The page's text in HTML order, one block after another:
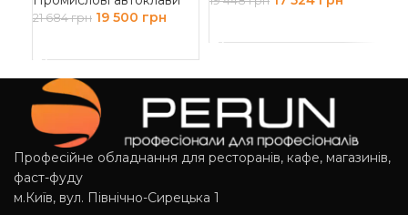
21 684грн 19 500 грн
Професійне обладнання для ресторанів, кафе, магазинів,
фаст-фуду
м.Київ, вул. Північно-Сирецька 1